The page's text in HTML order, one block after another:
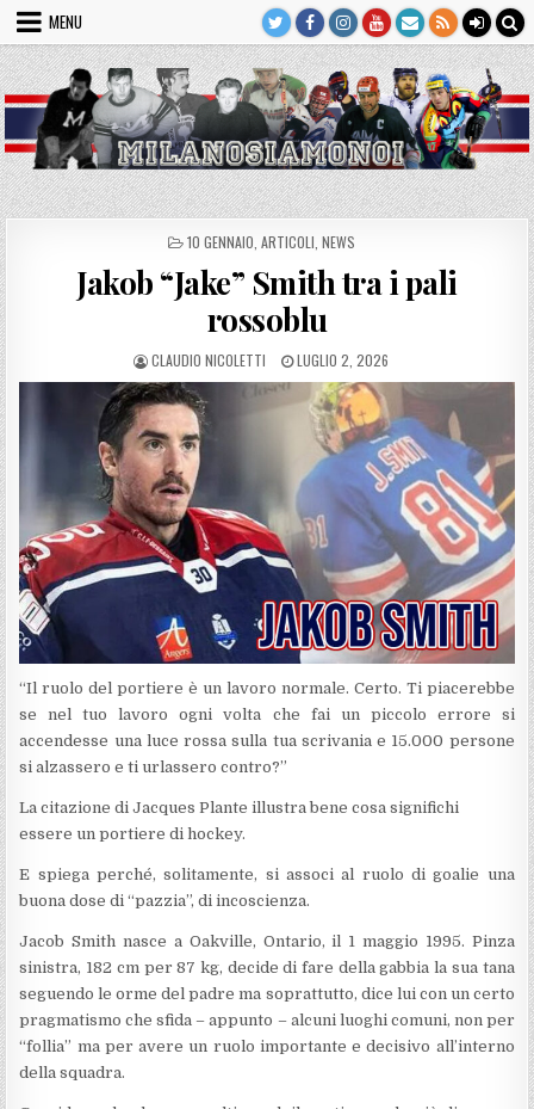
Skip
content
MENU
POSTED
10 GENNAIO ARTICOLI NEWS
Jakob “Jake” Smith tra i pali
rossoblu
AUTHOR:
CLAUDIO NICOLETTI
PUBLISHED
DATE:
LUGLIO 2, 2026
“Il ruolo del portiere è un lavoro normale. Certo. Ti piacerebbe
se nel tuo lavoro ogni volta che fai un piccolo errore si
accendesse una luce rossa sulla tua scrivania e 15.000 persone
si alzassero e ti urlassero contro?”
La citazione di Jacques Plante illustra bene cosa significhi
essere un portiere di hockey.
E spiega perché, solitamente, si associ al ruolo di goalie una
buona dose di “pazzia”, di incoscienza.
Jacob Smith nasce a Oakville, Ontario, il 1 maggio 1995. Pinza
sinistra, 182 cm per 87 kg, decide di fare della gabbia la sua tana
seguendo le orme del padre ma soprattutto, dice lui con un certo
pragmatismo che sfida – appunto – alcuni luoghi comuni, non per
“follia” ma per avere un ruolo importante e decisivo all’interno
della squadra.